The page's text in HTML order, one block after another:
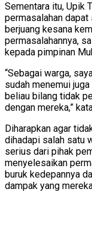
Sementara itu, Upik
permasalahan
berjuang kesana
permasalahannya,
kepada pimpinan
“Sebagai warga,
sudah menemui
beliau bilang tidak
dengan mereka,”
Diharapkan agar
dihadapi salah satu
serius dari pihak
menyelesaikan
buruk kedepannya
dampak yang